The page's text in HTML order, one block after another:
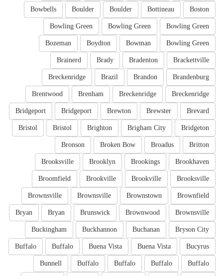
Boston
Bottineau
Boulder
Boulder
Bowbells
Bowling Green
Bowling Green
Bowling Green
Bowling Green
Bowman
Boydton
Bozeman
Brackettville
Bradenton
Brady
Brainerd
Brandenburg
Brandon
Brazil
Breckenridge
Breckenridge
Breckenridge
Brenham
Brentwood
Brevard
Brewster
Brewton
Bridgeport
Bridgeport
Bridgeton
Brigham City
Brighton
Bristol
Bristol
Britton
Broadus
Broken Bow
Bronson
Brookhaven
Brookings
Brooklyn
Brooksville
Brooksville
Brookville
Brookville
Broomfield
Brownfield
Brownstown
Brownsville
Brownsville
Brownsville
Brownwood
Brunswick
Bryan
Bryan
Bryson City
Buchanan
Buckhannon
Buckingham
Bucyrus
Buena Vista
Buena Vista
Buffalo
Buffalo
Buffalo
Buffalo
Buffalo
Buffalo
Bunnell